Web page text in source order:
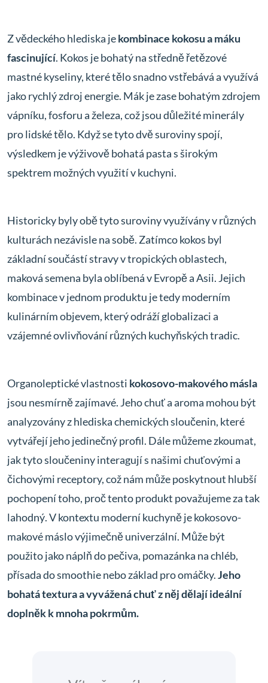
Z vědeckého hlediska jekombinace kokosu a máku
fascinující. Kokos je bohatý na středně řetězové
mastné kyseliny, které tělo snadno vstřebává a využívá
jako rychlý zdroj energie. Mák je zase bohatým zdrojem
vápníku, fosforu a železa, což jsou důležité minerály
pro lidské tělo. Když se tyto dvě suroviny spojí,
výsledkem je výživově bohatá pasta s širokým
spektrem možných využití v kuchyni.
Historicky byly obě tyto suroviny využívány v různých
kulturách nezávisle na sobě. Zatímco kokos byl
základní součástí stravy v tropických oblastech,
maková semena byla oblíbená v Evropě a Asii. Jejich
kombinace v jednom produktu je tedy moderním
kulinárním objevem, který odráží globalizaci a
vzájemné ovlivňování různých kuchyňských tradic.
Organoleptické vlastnosti kokosovo-makového másla
jsou nesmírně zajímavé. Jeho chuť a aroma mohou být
analyzovány z hlediska chemických sloučenin, které
vytvářejí jeho jedinečný profil. Dále můžeme zkoumat,
jak tyto sloučeniny interagují s našimi chuťovými a
čichovými receptory, což nám může poskytnout hlubší
pochopení toho, proč tento produkt považujeme za tak
lahodný. V kontextu moderní kuchyně je kokosovo-
makové máslo výjimečně univerzální. Může být
použito jako náplň do pečiva, pomazánka na chléb,
přísada do smoothie nebo základ pro omáčky.Jeho
bohatá textura a vyvážená chuť z něj dělají ideální
doplněk k mnoha pokrmům.